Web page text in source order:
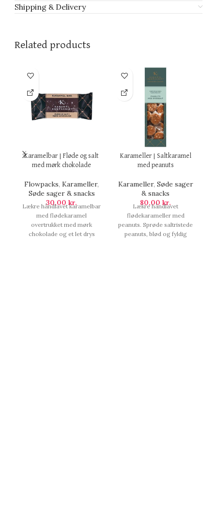
Shipping & Delivery
Related products
Karamelbar | Fløde og salt
med mørk chokolade
Flowpacks, Karameller,
Søde sager & snacks
30,00kr.
Lækre håndlavet karamelbar
med flødekaramel
overtrukket med mørk
chokolade og et let drys
Karameller | Saltkaramel
med peanuts
Karameller, Søde sager
& snacks
80,00 kr.
Lækre håndlavet
flødekarameller med
peanuts. Sprøde saltristede
peanuts, blød og fyldig